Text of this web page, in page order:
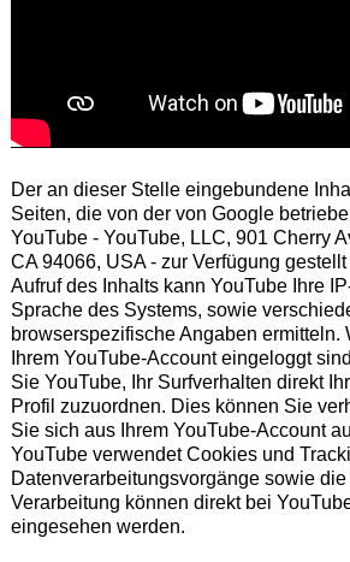
Der an dieser Stelle eingebundene
Seiten, die von der von Google
YouTube - YouTube, LLC, 901 Cherry
CA 94066, USA - zur Verfügung
Aufruf des Inhalts kann YouTube Ihre
Sprache des Systems, sowie
browserspezifische Angaben ermitteln.
Ihrem YouTube-Account eingeloggt
Sie YouTube, Ihr Surfverhalten direkt
Profil zuzuordnen. Dies können Sie
Sie sich aus Ihrem YouTube-Account
YouTube verwendet Cookies und
Datenverarbeitungsvorgänge sowie
Verarbeitung können direkt bei
eingesehen werden.